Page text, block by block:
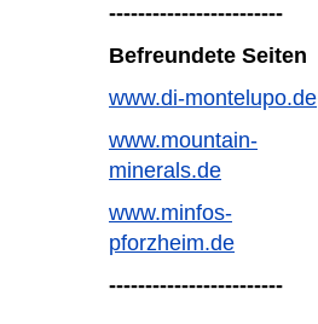
------------------------
Befreundete Seiten
www.di-montelupo.de
www.mountain-
minerals.de
www.minfos-
pforzheim.de
------------------------